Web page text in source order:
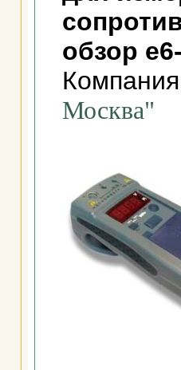
обзор
Москва"